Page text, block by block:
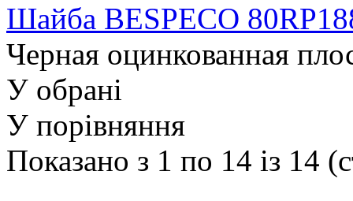
Шайба BESPECO
Черная оцинкованная
У обрані
У порівняння
Показано з 1 по 14 із 14